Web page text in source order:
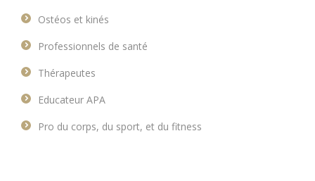
Ostéos et kinés
Professionnels de santé
Thérapeutes
Educateur APA
Pro du corps, du sport, et du fitness